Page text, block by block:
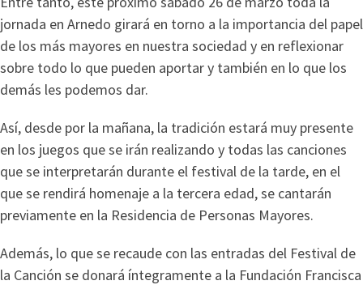
jornada en Arnedo girará en torno a la importancia del papel
de los más mayores en nuestra sociedad y en reflexionar
sobre todo lo que pueden aportar y también en lo que los
demás les podemos dar.
Así, desde por la mañana, la tradición estará muy presente
en los juegos que se irán realizando y todas las canciones
que se interpretarán durante el festival de la tarde, en el
que se rendirá homenaje a la tercera edad, se cantarán
previamente en la Residencia de Personas Mayores.
Además, lo que se recaude con las entradas del Festival de
la Canción se donará íntegramente a la Fundación Francisca